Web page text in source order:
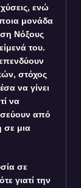
ενώ
μονάδα
Νόξους
του.
στόχος
να γίνει
να
από
σε μια
σε
γιατί την